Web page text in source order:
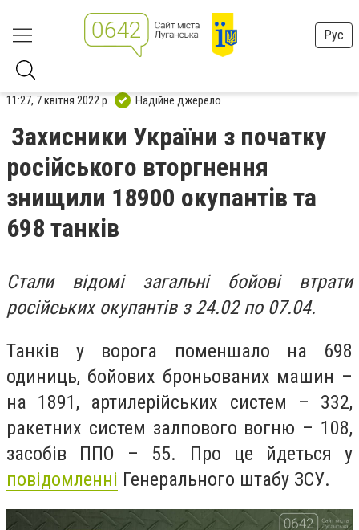
Рус
11:27, 7 квітня 2022 р. Надійне джерело
Захисники України з початку
російського вторгнення
знищили 18900 окупантів та
698 танків
Стали відомі загальні бойові втрати
російських окупантів з 24.02 по 07.04.
Танків у ворога поменшало на 698
одиниць, бойових броньованих машин –
на 1891, артилерійських систем – 332,
ракетних систем залпового вогню – 108,
засобів ППО – 55. Про це йдеться у
повідомленні Генерального штабу ЗСУ.